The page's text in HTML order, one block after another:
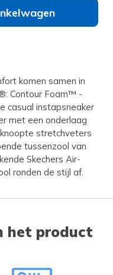
komen samen in
Contour Foam™ -
casual instapsneaker
met een onderlaag
stretchveters
tussenzool van
Skechers Air-
ronden de stijl af.
het product